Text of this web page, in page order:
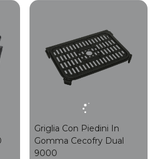
Griglia Con Piedini In
Gomma Cecofry Dual
9000